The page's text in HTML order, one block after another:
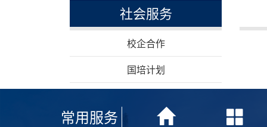
社会服务
校企合作
国培计划
常用服务